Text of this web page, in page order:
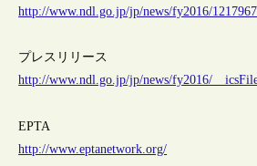
http://www.ndl.go.jp/jp/news/fy2016/
プレスリリース
http://www.ndl.go.jp/jp/news/fy2016/
EPTA
http://www.eptanetwork.org/